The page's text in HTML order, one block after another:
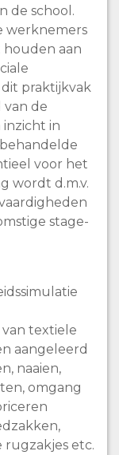
de school.
werknemers
houden aan
praktijkvak
de
in
voor het
wordt d.m.v.
stage-
textiele
aangeleerd
naaien,
omgang
rugzakjes etc.